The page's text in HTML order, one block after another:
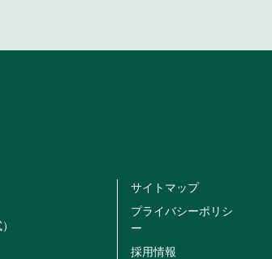
サイトマップ
プライバシーポリシ
ー
採用情報